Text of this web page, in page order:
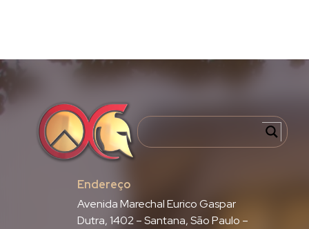
Endereço
Avenida Marechal Eurico Gaspar
Dutra, 1402 – Santana, São Paulo –